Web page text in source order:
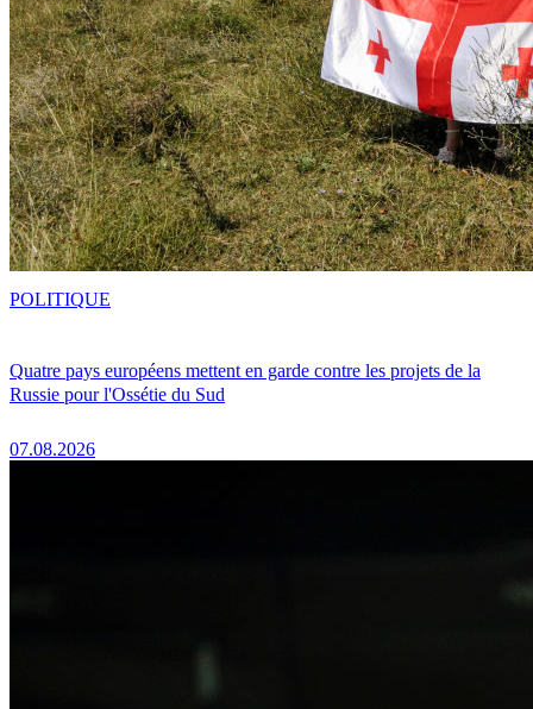
Quatre pays européens mettent en garde contre les projets de la
Russie pour l'Ossétie du Sud
07.08.2026
POLITIQUE